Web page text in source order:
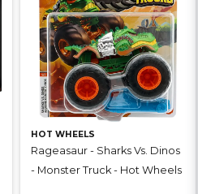
HOT WHEELS
Rageasaur - Sharks Vs. Dinos
- Monster Truck - Hot Wheels